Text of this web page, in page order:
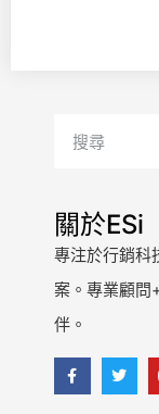
關於ESi
專注於行銷科
案。專業顧問
伴。